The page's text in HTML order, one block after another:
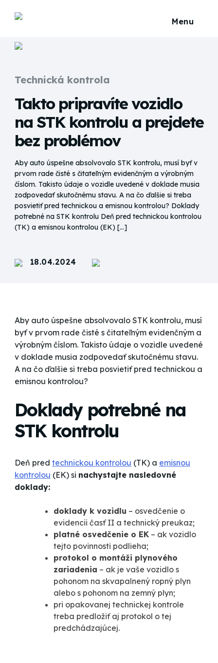
Technická kontrola
Takto pripravíte vozidlo
na STK kontrolu a prejdete
bez problémov
Aby auto úspešne absolvovalo STK kontrolu, musí byť v
prvom rade čisté s čitateľným evidenčným a výrobným
číslom. Takisto údaje o vozidle uvedené v doklade musia
zodpovedať skutočnému stavu. A na čo ďalšie si treba
posvietiť pred technickou a emisnou kontrolou? Doklady
potrebné na STK kontrolu Deň pred technickou kontrolou
(TK) a emisnou kontrolou (EK) […]
18.04.2024
Aby auto úspešne absolvovalo STK kontrolu, musí
byť v prvom rade čisté s čitateľným evidenčným a
výrobným číslom. Takisto údaje o vozidle uvedené
v doklade musia zodpovedať skutočnému stavu.
A na čo ďalšie si treba posvietiť pred technickou a
emisnou kontrolou?
Doklady potrebné na
STK kontrolu
Deň pred technickou kontrolou (TK) a emisnou
kontrolou (EK) si nachystajte nasledovné
doklady:
doklady k vozidlu – osvedčenie o
evidencii časť II a technický preukaz;
platné osvedčenie o EK – ak vozidlo
tejto povinnosti podlieha;
protokol o montáži plynového
zariadenia – ak je vaše vozidlo s
pohonom na skvapalnený ropný plyn
alebo s pohonom na zemný plyn;
pri opakovanej technickej kontrole
treba predložiť aj protokol o tej
predchádzajúcej.